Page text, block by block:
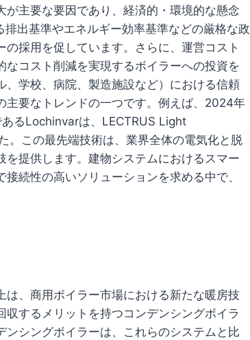
主要な要因であり、経済的・環境的な懸念
出基準やエネルギー効率基準などの厳格な政
採用を促しています。さらに、運営コスト
コスト削減を実現するボイラーへの投資を
学校、病院、製造施設など）における信頼
主要なトレンドの一つです。例えば、2024年
るLochinvarは、LECTRUS Light
この最先端技術は、業界全体の電気化と脱
提供します。建物システムにおけるスマー
続性の高いソリューションを求める中で、
、商用ボイラー市場における新たな暖房技
するメリットを持つコンデンシングボイラ
シングボイラーは、これらのシステムと比